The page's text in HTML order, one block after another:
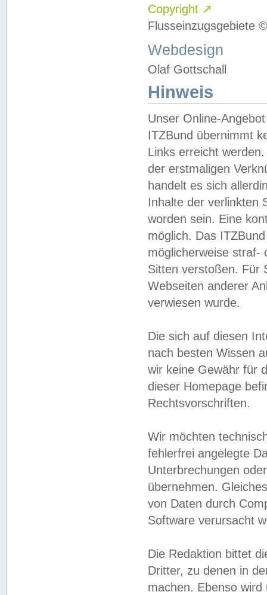
Copyright ↗
Flusseinzugsgebiete
Webdesign
Olaf Gottschall
Hinweis
Unser Online-
ITZBund übernimmt
Links erreicht
der erstmaligen
handelt es sich
Inhalte der verlinkten
worden sein. Eine
möglich. Das
möglicherweise straf-
Sitten verstoßen. Für
Webseiten anderer
verwiesen wurde.
Die sich auf diesen
nach besten Wissen
wir keine Gewähr für
dieser Homepage
Rechtsvorschriften.
Wir möchten
fehlerfrei angelegte
Unterbrechungen
übernehmen.
von Daten durch
Software verursacht
Die Redaktion bittet
Dritter, zu denen in
machen. Ebenso